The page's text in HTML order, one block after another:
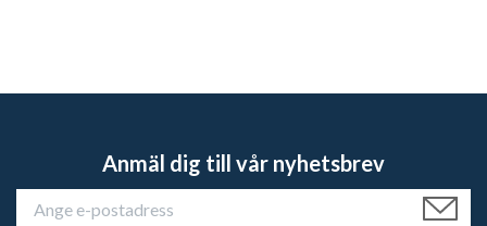
Anmäl dig till vår nyhetsbrev